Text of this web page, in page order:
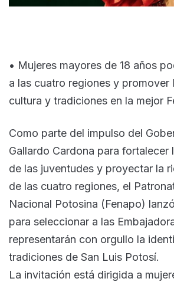
• Mujeres mayores de 18 años
a las cuatro regiones y promover
cultura y tradiciones en la mejor
Como parte del impulso del
Gallardo Cardona para fortalecer
de las juventudes y proyectar la
de las cuatro regiones, el
Nacional Potosina (Fenapo)
para seleccionar a las
representarán con orgullo la
tradiciones de San Luis Potosí.
La invitación está dirigida a